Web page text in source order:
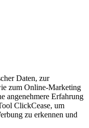
Daten, zur
zum Online-Marketing
angenehmere Erfahrung
ClickCease, um
zu erkennen und